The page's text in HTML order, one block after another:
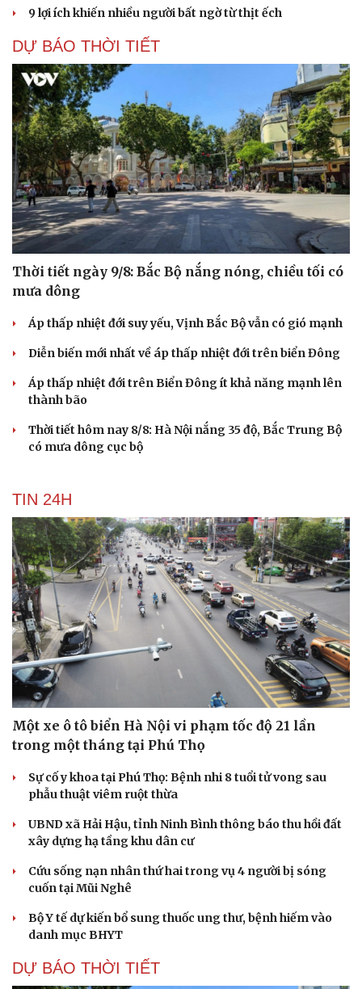
9 lợi ích khiến nhiều người bất ngờ từ thịt ếch
DỰ BÁO THỜI TIẾT
Thời tiết ngày 9/8: Bắc Bộ nắng nóng, chiều tối có
mưa dông
Áp thấp nhiệt đới suy yếu, Vịnh Bắc Bộ vẫn có gió mạnh
Diễn biến mới nhất về áp thấp nhiệt đới trên biển Đông
Áp thấp nhiệt đới trên Biển Đông ít khả năng mạnh lên
thành bão
Thời tiết hôm nay 8/8: Hà Nội nắng 35 độ, Bắc Trung Bộ
có mưa dông cục bộ
TIN 24H
Một xe ô tô biển Hà Nội vi phạm tốc độ 21 lần
trong một tháng tại Phú Thọ
Sự cố y khoa tại Phú Thọ: Bệnh nhi 8 tuổi tử vong sau
phẫu thuật viêm ruột thừa
UBND xã Hải Hậu, tỉnh Ninh Bình thông báo thu hồi đất
xây dựng hạ tầng khu dân cư
Cứu sống nạn nhân thứ hai trong vụ 4 người bị sóng
cuốn tại Mũi Nghê
Bộ Y tế dự kiến bổ sung thuốc ung thư, bệnh hiếm vào
danh mục BHYT
DỰ BÁO THỜI TIẾT